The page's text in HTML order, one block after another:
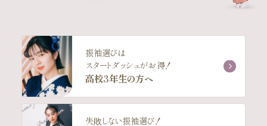
振袖選びは
スタートダッシュがお得！
高校3年生の方へ
失敗しない振袖選び！